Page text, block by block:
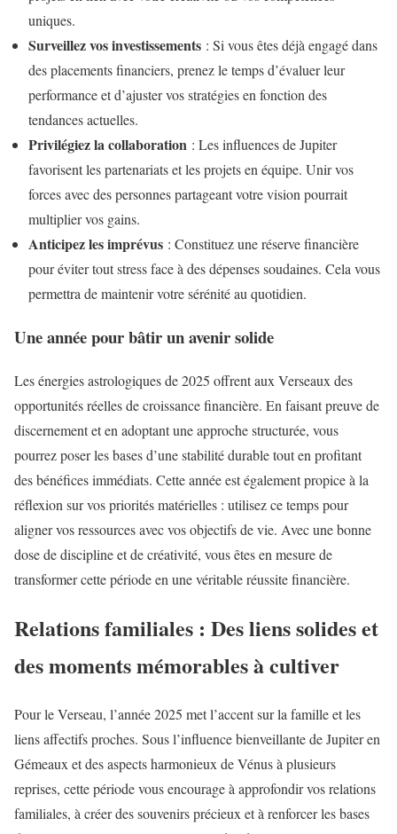
uniques.
Surveillez vos investissements : Si vous êtes déjà engagé dans
des placements financiers, prenez le temps d’évaluer leur
performance et d’ajuster vos stratégies en fonction des
tendances actuelles.
Privilégiez la collaboration : Les influences de Jupiter
favorisent les partenariats et les projets en équipe. Unir vos
forces avec des personnes partageant votre vision pourrait
multiplier vos gains.
Anticipez les imprévus : Constituez une réserve financière
pour éviter tout stress face à des dépenses soudaines. Cela vous
permettra de maintenir votre sérénité au quotidien.
Une année pour bâtir un avenir solide
Les énergies astrologiques de 2025 offrent aux Verseaux des
opportunités réelles de croissance financière. En faisant preuve de
discernement et en adoptant une approche structurée, vous
pourrez poser les bases d’une stabilité durable tout en profitant
des bénéfices immédiats. Cette année est également propice à la
réflexion sur vos priorités matérielles : utilisez ce temps pour
aligner vos ressources avec vos objectifs de vie. Avec une bonne
dose de discipline et de créativité, vous êtes en mesure de
transformer cette période en une véritable réussite financière.
Relations familiales : Des liens solides et
des moments mémorables à cultiver
Pour le Verseau, l’année 2025 met l’accent sur la famille et les
liens affectifs proches. Sous l’influence bienveillante de Jupiter en
Gémeaux et des aspects harmonieux de Vénus à plusieurs
reprises, cette période vous encourage à approfondir vos relations
familiales, à créer des souvenirs précieux et à renforcer les bases